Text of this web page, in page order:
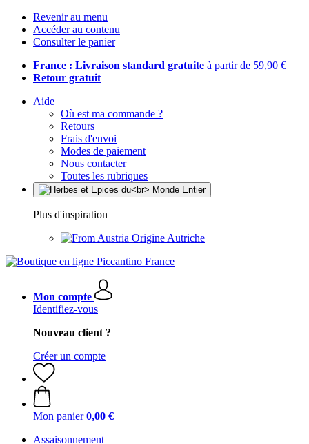
Revenir au menu
Accéder au contenu
Consulter le panier
France : Livraison standard gratuite à partir de 59,90 €
Retour gratuit
Aide
Où est ma commande ?
Retours
Frais d'envoi
Modes de paiement
Nous contacter
Toutes les rubriques
Plus d'inspiration
Origine Autriche
Mon compte
Identifiez-vous
Nouveau client ?
Créer un compte
Mon panier 0,00 €
Assaisonnement